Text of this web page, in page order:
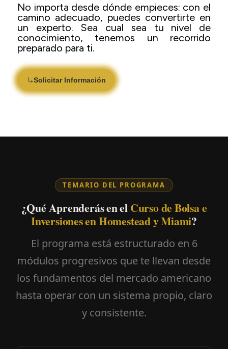
No importa desde dónde empieces: con el
camino adecuado, puedes convertirte en
un experto. Sea cual sea tu nivel de
conocimiento, tenemos un recorrido
preparado para ti.
Solicitar Información
TEMARIO DEL PROGRAMA
¿Qué Aprenderás en elCurso de Bolsa e
Inversiones en Homestead y Miami?
El programa está estructurado en 6
módulos progresivos que te llevan desde
los fundamentos del mercado americano
hasta operar con un sistema propio, claro
y consistente.